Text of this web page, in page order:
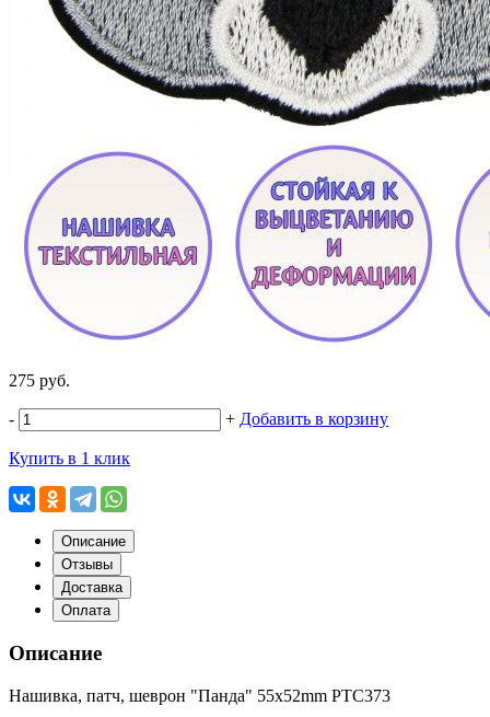
275 руб.
- + Добавить в корзину
Купить в 1 клик
Описание
Отзывы
Доставка
Оплата
Описание
Нашивка, патч, шеврон "Панда" 55x52mm PTC373